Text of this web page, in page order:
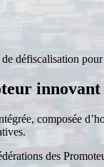
défiscalisation
innovant
composée
des